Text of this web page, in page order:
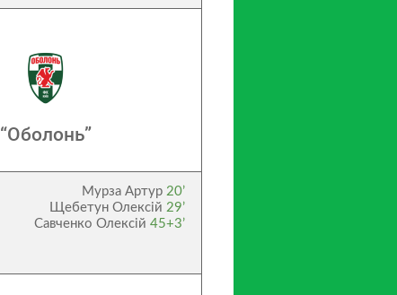
“Оболонь”
Мурза Артур 20’
Щебетун Олексій 29’
Савченко Олексій 45+3’